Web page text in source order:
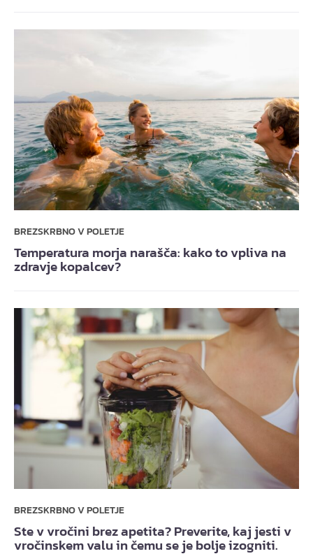
BREZSKRBNO V POLETJE
Temperatura morja narašča: kako to vpliva na
zdravje kopalcev?
BREZSKRBNO V POLETJE
Ste v vročini brez apetita? Preverite, kaj jesti v
vročinskem valu in čemu se je bolje izogniti.